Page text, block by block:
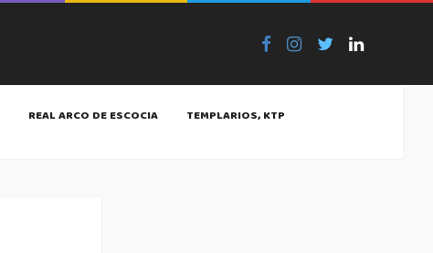
REAL ARCO DE ESCOCIA TEMPLARIOS, KTP